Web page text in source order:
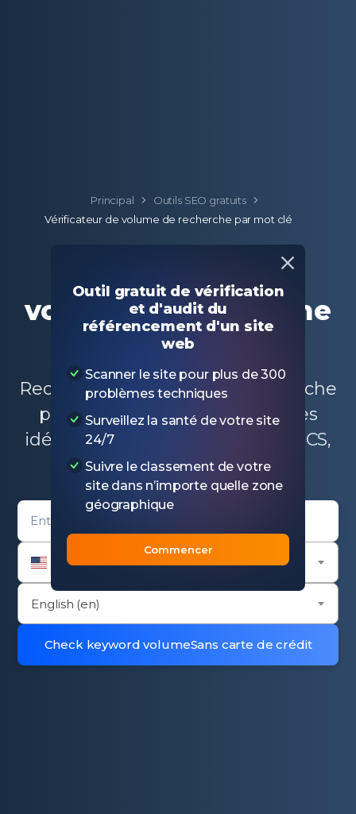
Principal
Outils SEO gratuits
Vérificateur de volume de recherche par mot clé
Vérificateur de
volume de recherche
par mot clé
Recherchez le volume de recherche
pour un mot-clé et obtenez des
idées de mots-clés basées sur GCS,
SERP et concurrents
Domain entry form for rank checker.
United States (us)
English (en)
Check keyword volumeSans carte de crédit
Outil gratuit de vérification
et d'audit du
référencement d'un site
web
Scanner le site pour plus de 300
problèmes techniques
Surveillez la santé de votre site
24/7
Suivre le classement de votre
site dans n’importe quelle zone
géographique
Commencer